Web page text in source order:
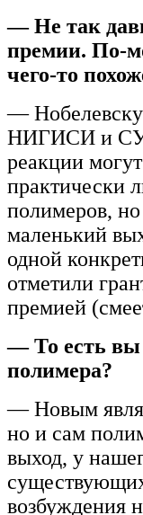
— Не так
премии. По-
чего-то
—
НИГИСИ и
реакции
практически
полимеров,
маленький
одной
отметили
премией
— То есть вы
полимера?
— Новым
но и сам
выход, у
возбуждения